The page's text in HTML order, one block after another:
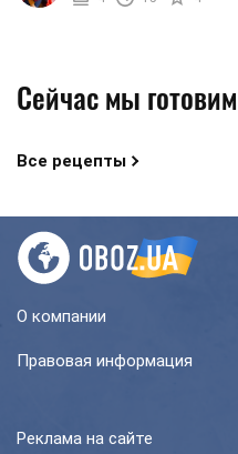
Сейчас мы готовим
Все рецепты
О компании
Правовая информация
Реклама на сайте